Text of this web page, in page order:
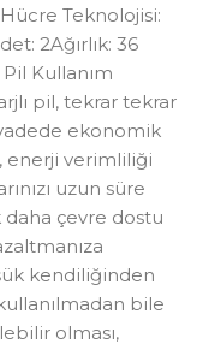
Teknolojisi:
2Ağırlık: 36
Kullanım
pil, tekrar tekrar
ekonomik
enerji verimliliği
uzun süre
daha çevre dostu
kendiliğinden
bile
olması,